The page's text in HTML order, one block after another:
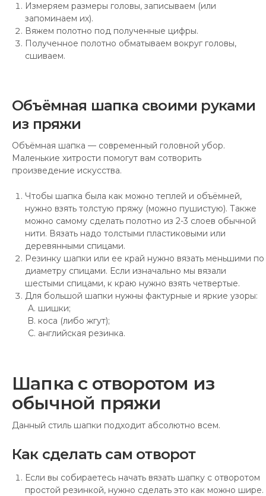
Измеряем размеры головы, записываем (или
запоминаем их).
Вяжем полотно под полученные цифры.
Полученное полотно обматываем вокруг головы,
сшиваем.
Объёмная шапка своими руками
из пряжи
Объёмная шапка — современный головной убор.
Маленькие хитрости помогут вам сотворить
произведение искусства.
Чтобы шапка была как можно теплей и объёмней,
нужно взять толстую пряжу (можно пушистую). Также
можно самому сделать полотно из 2-3 слоев обычной
нити. Вязать надо толстыми пластиковыми или
деревянными спицами.
Резинку шапки или ее край нужно вязать меньшими по
диаметру спицами. Если изначально мы вязали
шестыми спицами, к краю нужно взять четвертые.
Для большой шапки нужны фактурные и яркие узоры:
шишки;
коса (либо жгут);
английская резинка.
Шапка с отворотом из
обычной пряжи
Данный стиль шапки подходит абсолютно всем.
Как сделать сам отворот
Если вы собираетесь начать вязать шапку с отворотом
простой резинкой, нужно сделать это как можно шире.